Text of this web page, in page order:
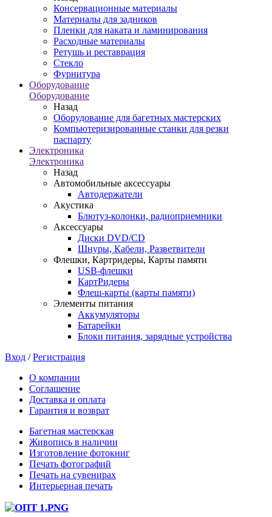
Консервационные материалы
Материалы для задников
Пленки для наката и ламинирования
Расходные материалы
Ретушь и реставрация
Стекло
Фурнитура
Оборудование
Оборудование
Назад
Оборудование для багетных мастерских
Компьютеризированные станки для резки
паспарту
Электроника
Электроника
Назад
Автомобильные аксессуары
Автодержатели
Акустика
Блютуз-колонки, радиоприемники
Аксессуары
Диски DVD/CD
Шнуры, Кабели, Разветвители
Флешки, Картридеры, Карты памяти
USB-флешки
КартРидеры
Флеш-карты (карты памяти)
Элементы питания
Аккумуляторы
Батарейки
Блоки питания, зарядные устройства
Вход /Регистрация
О компании
Соглашение
Доставка и оплата
Гарантия и возврат
Багетная мастерская
Живопись в наличии
Изготовление фотокниг
Печать фотографий
Печать на сувенирах
Интерьерная печать